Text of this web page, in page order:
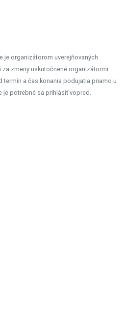
je organizátorom uverejňovaných
zmeny uskutočnené organizátormi.
termín a čas konania podujatia priamo u
je potrebné sa prihlásiť vopred.